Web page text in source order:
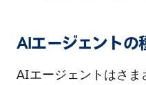
AIエージェントの
AIエージェントはさま